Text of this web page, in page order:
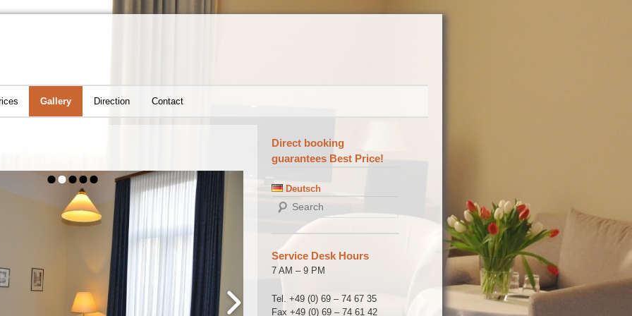
Gallery Direction Contact
Direct booking
guarantees Best Price!
Deutsch
c
h
Service Desk Hours
7 AM – 9 PM
Tel. +49 (0) 69 – 74 67 35
Fax +49 (0) 69 – 74 61 42